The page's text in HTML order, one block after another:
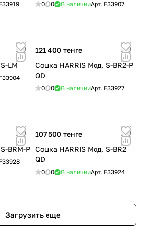
F33919 0 0 В наличииАрт. F33907
LM
F33904
121 400 тенге
Сошка HARRIS Мод. S-BR2-P
QD
0 0 В наличииАрт. F33927
BRM-P
F33928
107 500 тенге
Сошка HARRIS Мод. S-BR2
QD
0 0 В наличииАрт. F33924
Загрузить еще